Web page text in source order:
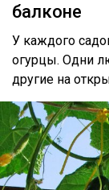
балконе
У каждого
огурцы. Одни
другие на